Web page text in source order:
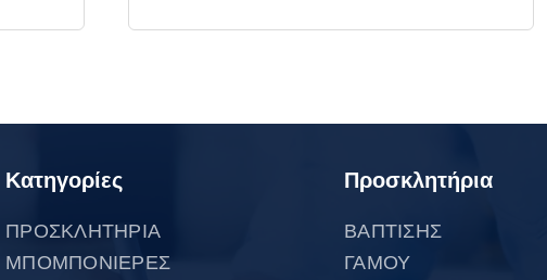
Κατηγορίες
ΠΡΟΣΚΛΗΤΗΡΙΑ
ΜΠΟΜΠΟΝΙΕΡΕΣ
Προσκλητήρια
ΒΑΠΤΙΣΗΣ
ΓΑΜΟΥ